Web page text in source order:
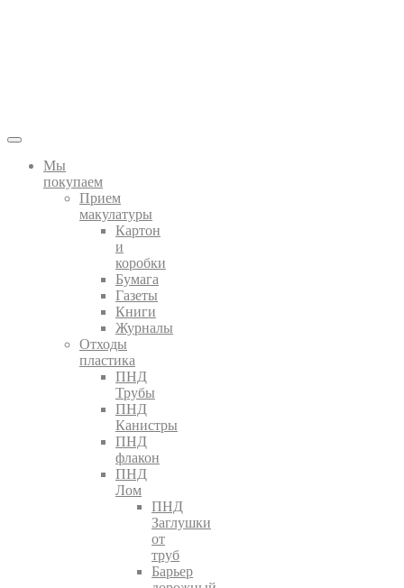
Мы
покупаем
Прием
макулатуры
Картон
и
коробки
Бумага
Газеты
Книги
Журналы
Отходы
пластика
ПНД
Трубы
ПНД
Канистры
ПНД
флакон
ПНД
Лом
ПНД
Заглушки
от
труб
Барьер